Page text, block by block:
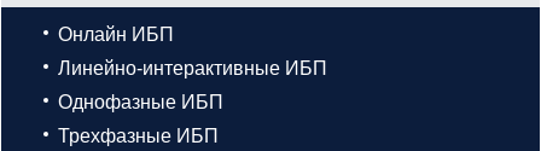
Онлайн ИБП
Линейно-интерактивные ИБП
Однофазные ИБП
Трехфазные ИБП